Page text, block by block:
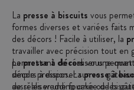
La presse à biscuits vous
formes diverses et variées faits
des décors ! Facile à utiliser, la
travailler avec précision tout en
permettant de réaliser une
simple pression. Lapresse à
de réaliser une fournée de
Lapresse à décorsvous
décors à disposer sur vos
aussi les wedding cake ou les